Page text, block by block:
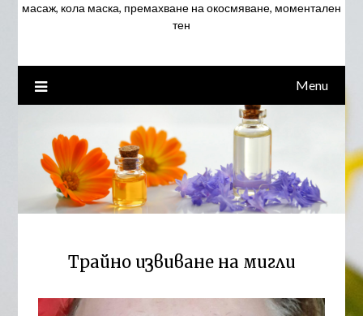
масаж, кола маска, премахване на окосмяване, моментален
тен
Menu
Трайно извиване на мигли